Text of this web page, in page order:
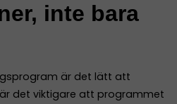
inte bara
är det lätt att
det viktigare att programmet